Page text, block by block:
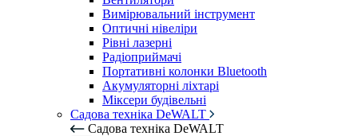
Вимірювальний інструмент
Оптичні нівеліри
Рівні лазерні
Радіоприймачі
Портативні колонки Bluetooth
Акумуляторні ліхтарі
Міксери будівельні
Садова техніка DeWALT
Садова техніка DeWALT